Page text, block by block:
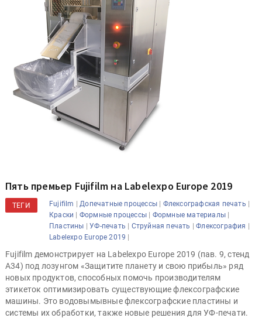
Пять премьер Fujifilm на Labelexpo Europe 2019
ТЕГИ Fujifilm | Допечатные процессы | Флексографская печать |
Краски | Формные процессы | Формные материалы |
Пластины |УФ-печать | Струйная печать |Флексография |
Labelexpo Europe 2019 |
Fujifilm демонстрирует на Labelexpo Europe 2019 (пав. 9, стенд
A34) под лозунгом «Защитите планету и свою прибыль» ряд
новых продуктов, способных помочь производителям
этикеток оптимизировать существующие флексографские
машины. Это водовымывные флексографские пластины и
системы их обработки, также новые решения для УФ-печати.